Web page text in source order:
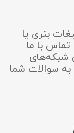
بنری یا
تماس با ما
شبکه‌های
به سوالات شما